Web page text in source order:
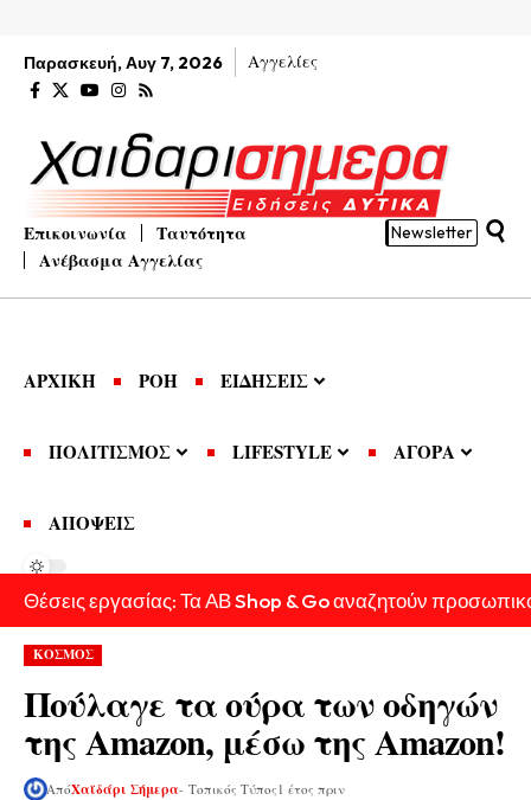
Παρασκευή, Αυγ 7, 2026 Αγγελίες
Επικοινωνία
Ταυτότητα
Ανέβασμα Αγγελίας
Newsletter
ΑΡΧΙΚΗ ΡΟΗ ΕΙΔΗΣΕΙΣ
ΠΟΛΙΤΙΣΜΟΣ LIFESTYLE ΑΓΟΡΑ
ΑΠΟΨΕΙΣ
Θέσεις εργασίας: Τα ΑΒ Shop & Go αναζητούν
ΚΟΣΜΟΣ
Πούλαγε τα ούρα των οδηγών
της Amazon, μέσω της Amazon!
ΑπόΧαϊδάρι Σήμερα- Τοπικός Τύπος 1 έτος πριν